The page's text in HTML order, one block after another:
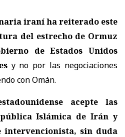
iraní ha reiterado este
del estrecho de Ormuz
de Estados Unidos
y no por las negociaciones
con Omán.
acepte las
Islámica de Irán y
intervencionista, sin duda